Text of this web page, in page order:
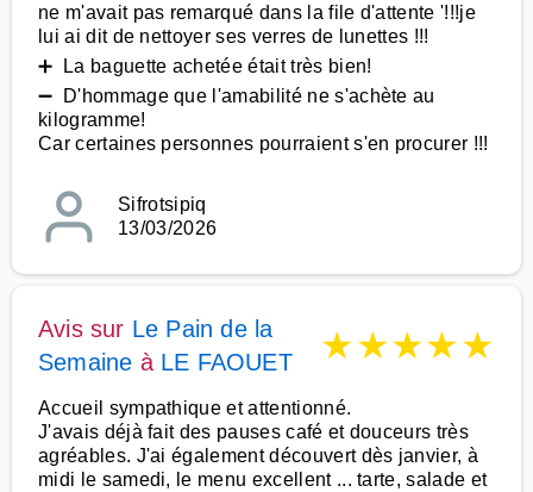
ne m'avait pas remarqué dans la file d'attente '!!!je
lui ai dit de nettoyer ses verres de lunettes !!!
➕ La baguette achetée était très bien!
➖ D'hommage que l'amabilité ne s'achète au
kilogramme!
Car certaines personnes pourraient s'en procurer !!!
Sifrotsipiq
13/03/2026
Avis sur Le Pain de la
Semaine à LE FAOUET ★★★★★
Accueil sympathique et attentionné.
J'avais déjà fait des pauses café et douceurs très
agréables. J'ai également découvert dès janvier, à
midi le samedi, le menu excellent ... tarte, salade et